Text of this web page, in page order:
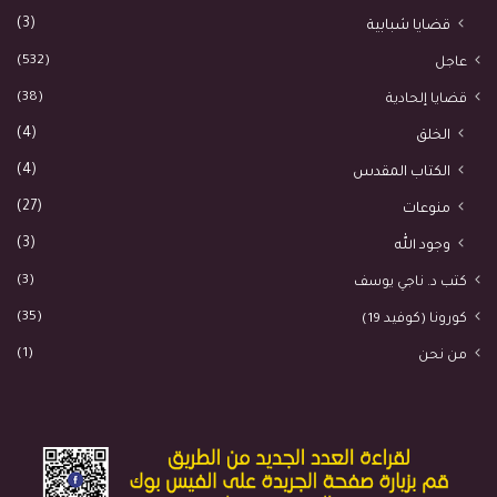
بل فقط أسرع من ناحية العدوى.
صدى البلد
قضايا شبابية (3)
عاجل (532)
قضايا إلحادية (38)
الخلق (4)
الكتاب المقدس (4)
منوعات (27)
وجود الله (3)
كتب د. ناجي يوسف (3)
كورونا (كوفيد 19) (35)
من نحن (1)